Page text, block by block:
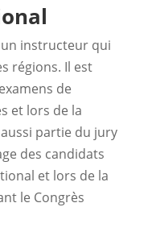
instructeur qui
régions. Il est
de
et lors de la
partie du jury
des candidats
et lors de la
le Congrès